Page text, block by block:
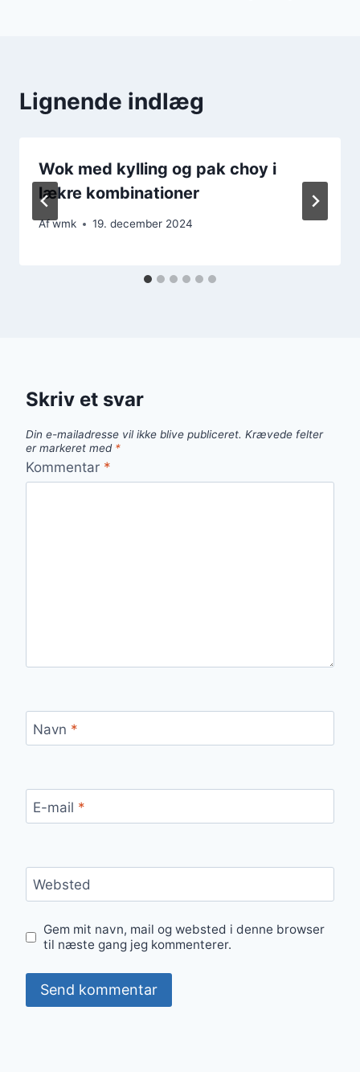
Lignende indlæg
Wok med kylling og pak choy i
lækre kombinationer
Afwmk 19. december 2024
Skriv et svar
Din e-mailadresse vil ikke blive publiceret. Krævede felter
er markeret med *
Kommentar *
Navn *
E-mail *
Websted
Gem mit navn, mail og websted i denne browser
til næste gang jeg kommenterer.